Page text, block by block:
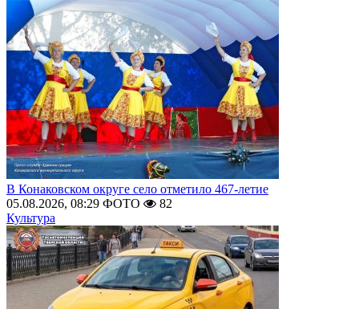
В Конаковском округе село отметило 467-летие
05.08.2026, 08:29 ФОТО
82
Культура